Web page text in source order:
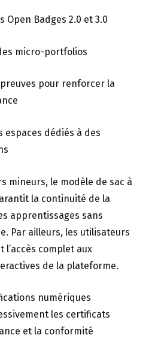
Open Badges 2.0 et 3.0
micro-portfolios
pour renforcer la
espaces dédiés à des
mineurs, le modèle de sac à
la continuité de la
apprentissages sans
Par ailleurs, les utilisateurs
complet aux
de la plateforme.
numériques
les certificats
et la conformité